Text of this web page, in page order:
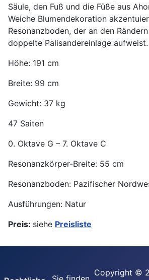
Säule, den Fuß und die Füße aus
Weiche Blumendekoration
Resonanzboden, der an den
doppelte Palisandereinlage aufweist.
Höhe: 191 cm
Breite: 99 cm
Gewicht: 37 kg
47 Saiten
0. Oktave G – 7. Oktave C
Resonanzkörper-Breite: 55 cm
Resonanzboden: Pazifischer
Ausführungen: Natur
Preis: siehe Preisliste
Copyright ©